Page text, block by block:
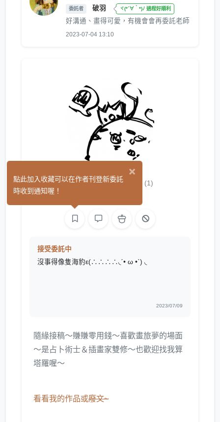
委託者 破羽 ヾ(*´∀｀*)ﾉ 過程好順利
好溝通、畫得可愛，有機會會再委託老師
2023-07-04 13:10
彌撒亞海豹豹 (1)
接受委託中
沒事得像隻海豹ε(∴∴∴∴◟ˊ• ω •ˋ) ◟
2023/07/09
隨緣接稿～賺賺零用錢～喜歡畫旅夢的場面
～是占卜術士＆插畫家雙修～也歡迎找我算
塔羅喔～
看看我的作品或廢文~
×
點此加入收藏可以在作者刊登新委託
時收到通知喔！